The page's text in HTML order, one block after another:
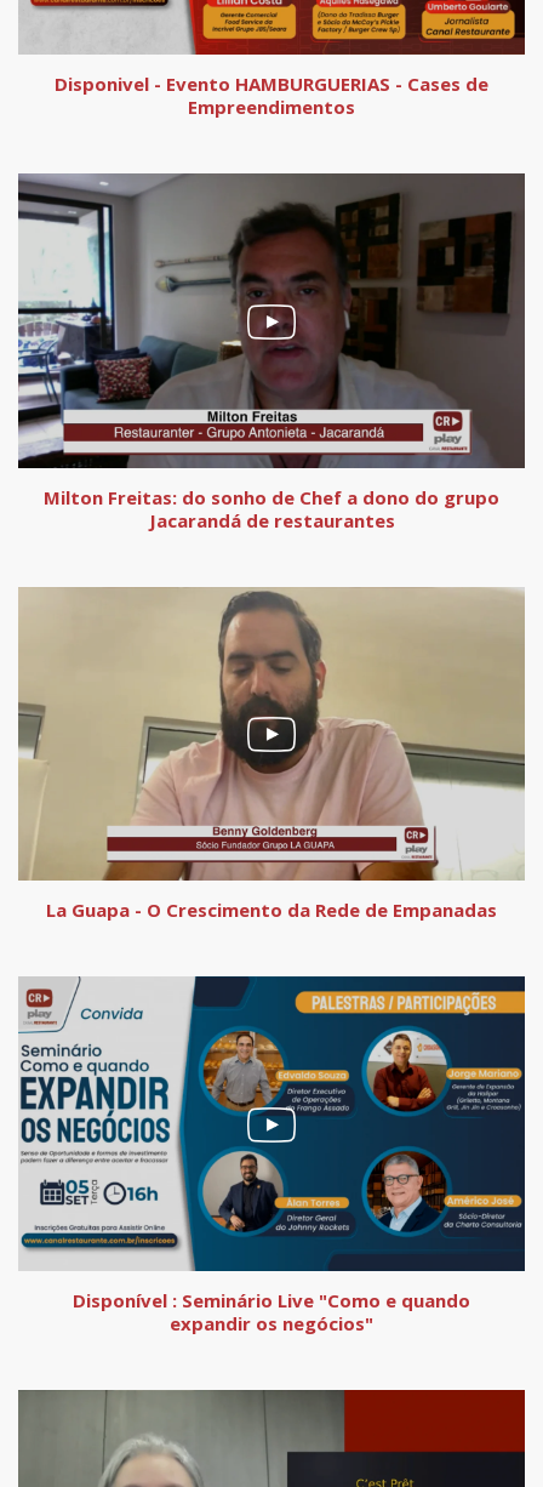
Disponivel - Evento HAMBURGUERIAS - Cases de
Empreendimentos
Milton Freitas: do sonho de Chef a dono do grupo
Jacarandá de restaurantes
La Guapa - O Crescimento da Rede de Empanadas
Disponível : Seminário Live "Como e quando
expandir os negócios"